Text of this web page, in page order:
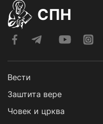
СПН
Вести
Заштита вере
Човек и црква